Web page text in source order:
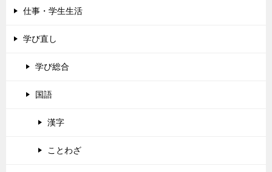
仕事・学生生活
学び直し
学び総合
国語
漢字
ことわざ